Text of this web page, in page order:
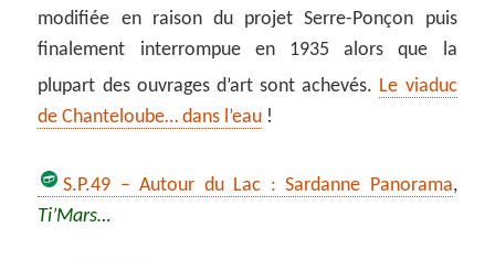
modifiée en raison du projet Serre-Ponçon puis
finalement interrompue en 1935 alors que la
plupart des ouvrages d’art sont achevés. Le viaduc
de Chanteloube… dans l’eau !
S.P.49 – Autour du Lac : Sardanne Panorama,
Ti’Mars…